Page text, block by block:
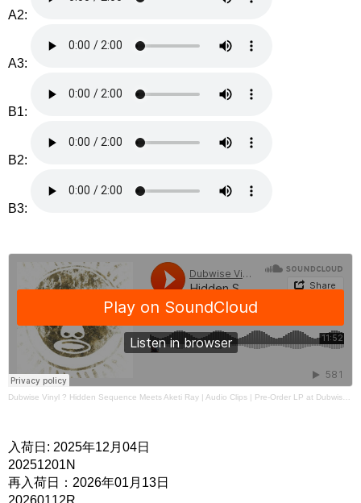
A2:
A3:
B1:
B2:
B3:
Dubwise Vinyl ? Hidden Sequence Meets Aketi Ray | Audio Clips | Pre-Order LP at Dubwise Vinyl
入荷日: 2025年12月04日
20251201N
再入荷日：2026年01月13日
20260112R